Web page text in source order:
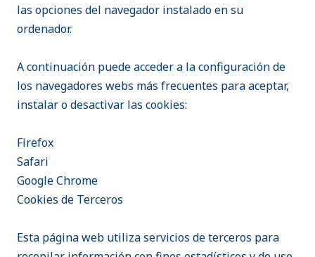
las opciones del navegador instalado en su
ordenador.
A continuación puede acceder a la configuración de
los navegadores webs más frecuentes para aceptar,
instalar o desactivar las cookies:
Firefox
Safari
Google Chrome
Cookies de Terceros
Esta página web utiliza servicios de terceros para